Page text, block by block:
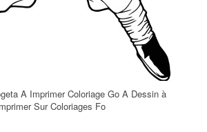
A Imprimer Coloriage Go A Dessin à
Sur Coloriages Fo